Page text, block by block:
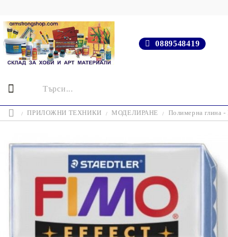
0889548419
ПРИЛОЖНИ ТЕХНИКИ МОДЕЛИРАНЕ Полимерна глина